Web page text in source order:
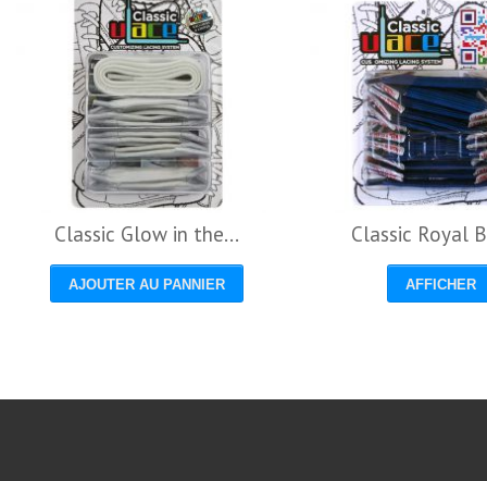
Classic Glow in the...
AJOUTER AU PANNIER
Classic Royal
AFFICHER